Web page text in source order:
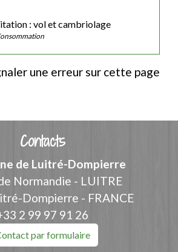
: vol et cambriolage
une erreur sur cette page
Contacts
de Luitré-Dompierre
Normandie - LUITRE
Dompierre - FRANCE
2 99 97 91 26
par formulaire